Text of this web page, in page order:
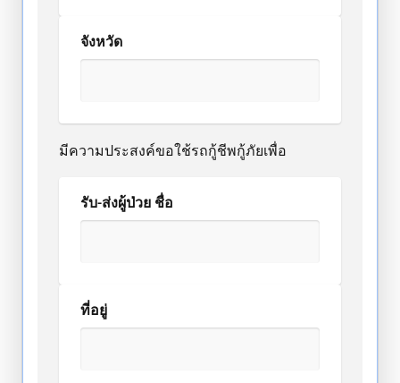
จังหวัด
มีความประสงค์ขอใช้รถกู้ชีพกู้ภัยเพื่อ
รับ-ส่งผู้ป่วย ชื่อ
ที่อยู่